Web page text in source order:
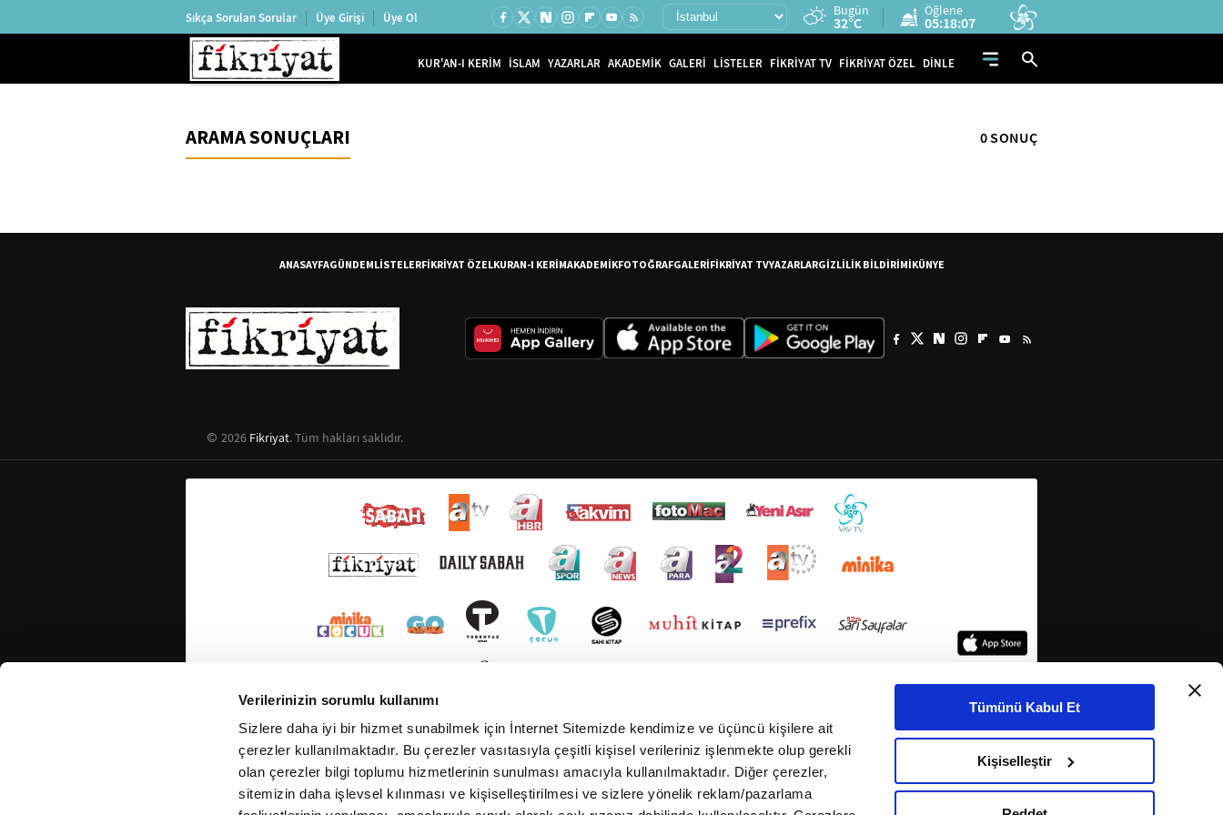
Verilerinizin sorumlu kullanımı
Sizlere daha iyi bir hizmet sunabilmek için İnternet Sitemizde kendimize ve üçüncü kişilere ait
çerezler kullanılmaktadır. Bu çerezler vasıtasıyla çeşitli kişisel verileriniz işlenmekte olup gerekli
olan çerezler bilgi toplumu hizmetlerinin sunulması amacıyla kullanılmaktadır. Diğer çerezler,
sitemizin daha işlevsel kılınması ve kişiselleştirilmesi ve sizlere yönelik reklam/pazarlama
Tümünü Kabul Et
Kişiselleştir
Sıkça Sorulan Sorular Üye Girişi Üye Ol Bugün
32°C
Öğlene
05:18:07
KUR'AN-I KERİM İSLAM YAZARLAR AKADEMİK GALERİ LİSTELER FİKRİYAT TV FİKRİYAT ÖZEL DİNLE
ARAMA SONUÇLARI 0 SONUÇ
ANASAYFAGÜNDEMLİSTELERFİKRİYAT ÖZELKURAN-I KERİMAKADEMİKFOTOĞRAFGALERİFİKRİYAT TVYAZARLARGİZLİLİK BİLDİRİMİKÜNYE
2026 Fikriyat. Tüm hakları saklıdır.